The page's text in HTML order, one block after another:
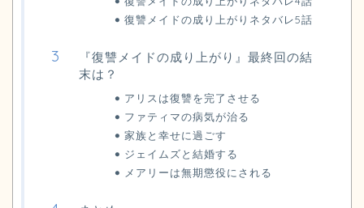
復讐メイドの成り上がりネタバレ5話
『復讐メイドの成り上がり』最終回の結
末は？
アリスは復讐を完了させる
ファティマの病気が治る
家族と幸せに過ごす
ジェイムズと結婚する
メアリーは無期懲役にされる